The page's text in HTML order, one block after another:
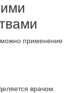
применение
врачом.